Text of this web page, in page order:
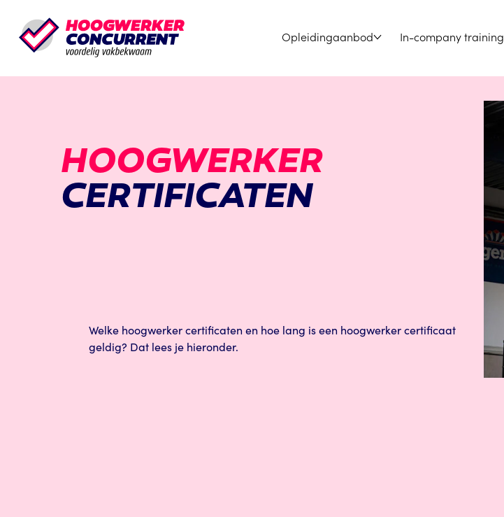
Opleidingaanbod In-company training
HOOGWERKER
CERTIFICATEN
Welke hoogwerker certificaten en hoe lang is een hoogwerker certificaat
geldig? Dat lees je hieronder.